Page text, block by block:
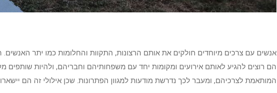
אנשים עם צרכים מיוחדים חולקים את אותם הרצונות, התקוות והחלומות כמו יתר
הם רוצים להגיע לאותם אירועים ומקומות יחד עם משפחותיהם וחבריהם, ולהיות
המותאמת לצרכיהם, ומעבר לכך נדרשת מודעות למגוון הפתרונות. שכן אילולי זה הם